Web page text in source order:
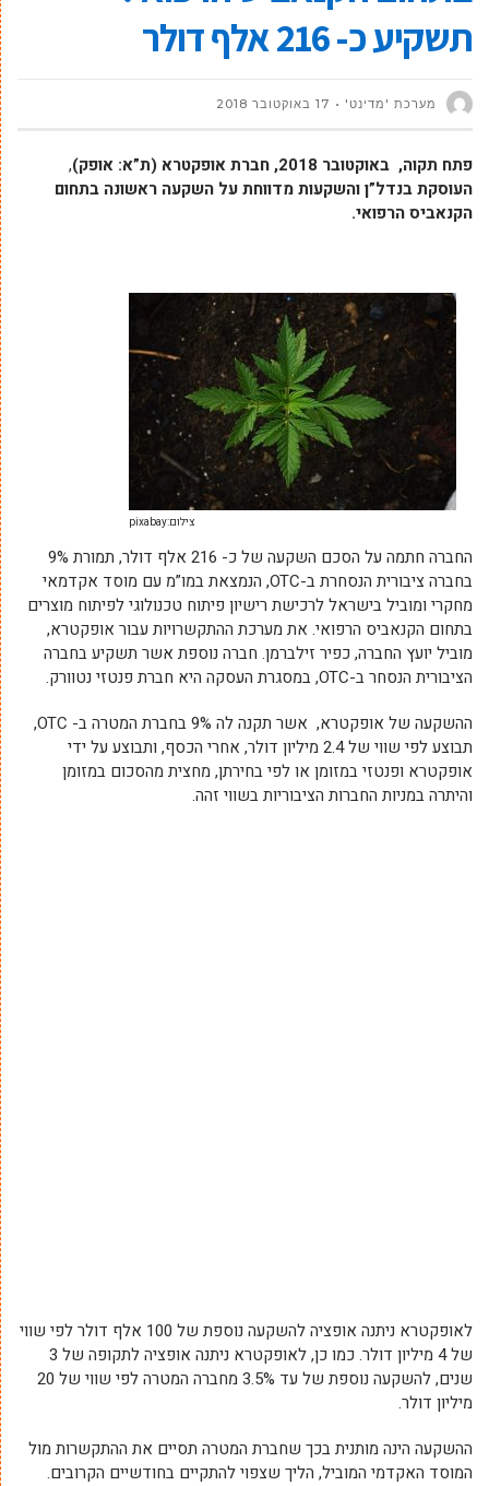
תשקיע כ- 216 אלף דולר
מערכת 'מדינט' 17 באוקטובר 2018
פתח תקוה, באוקטובר 2018, חברת אופקטרא (ת”א: אופק)
,
העוסקת בנדל”ן והשקעות מדווחת על השקעה ראשונה בתחום
הקנאביס הרפואי.
צילום:pixabay
החברה חתמה על הסכם השקעה של כ- 216 אלף דולר, תמורת 9%
בחברה ציבורית הנסחרת ב-OTC, הנמצאת במו”מ עם מוסד אקדמאי
מחקרי ומוביל בישראל לרכישת רישיון פיתוח טכנולוגי לפיתוח מוצרים
בתחום הקנאביס הרפואי. את מערכת ההתקשרויות עבור אופקטרא,
מוביל יועץ החברה, כפיר זילברמן. חברה נוספת אשר תשקיע בחברה
הציבורית הנסחר ב-OTC, במסגרת העסקה היא חברת פנטזי נטוורק.
ההשקעה של אופקטרא, אשר תקנה לה 9% בחברת המטרה ב- OTC,
תבוצע לפי שווי של 2.4 מיליון דולר, אחרי הכסף, ותבוצע על ידי
אופקטרא ופנטזי במזומן או לפי בחירתן, מחצית מהסכום במזומן
והיתרה במניות החברות הציבוריות בשווי זהה.
לאופקטרא ניתנה אופציה להשקעה נוספת של 100 אלף דולר לפי שווי
של 4 מיליון דולר. כמו כן, לאופקטרא ניתנה אופציה לתקופה של 3
שנים, להשקעה נוספת של עד 3.5% מחברה המטרה לפי שווי של 20
מיליון דולר.
ההשקעה הינה מותנית בכך שחברת המטרה תסיים את ההתקשרות מול
המוסד האקדמי המוביל, הליך שצפוי להתקיים בחודשיים הקרובים.